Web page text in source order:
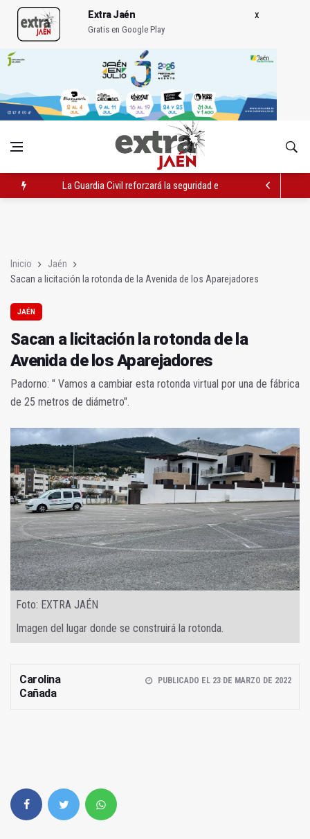
Extra Jaén
Gratis en Google Play
La Guardia Civil reforzará la seguridad el 12 de agosto por el
Inicio
Jaén
Sacan a licitación la rotonda de la Avenida de los Aparejadores
JAÉN
Sacan a licitación la rotonda de la
Avenida de los Aparejadores
Padorno: " Vamos a cambiar esta rotonda virtual por una de fábrica
de 25 metros de diámetro".
Foto: EXTRA JAÉN
Imagen del lugar donde se construirá la rotonda.
Carolina
Cañada
PUBLICADO EL 23 DE MARZO DE 2022